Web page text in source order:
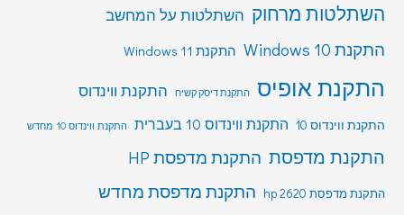
השתלטות מרחוק השתלטות על המחשב
התקנת Windows 10 התקנת Windows 11
התקנת אופיס התקנת דיסק קשיח התקנת ווינדוס
התקנת ווינדוס 10 התקנת ווינדוס 10 בעברית התקנת ווינדוס 10 מחדש
התקנת מדפסת התקנת מדפסת HP
התקנת מדפסת hp 2620 התקנת מדפסת מחדש